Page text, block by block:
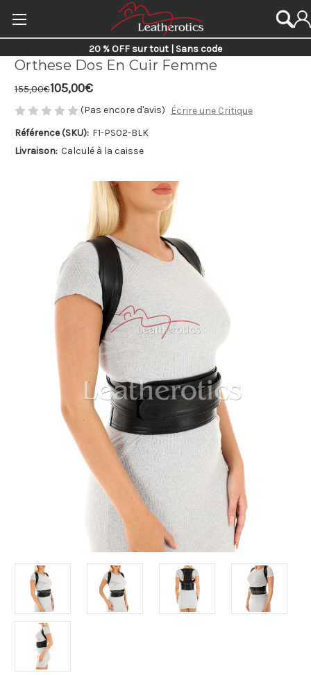
20 % OFF sur tout | Sans code
Orthese Dos En Cuir Femme
155,00€105,00€
(Pas encore d'avis)
Écrire une Critique
Référence (SKU): F1-PS02-BLK
Livraison: Calculé à la caisse